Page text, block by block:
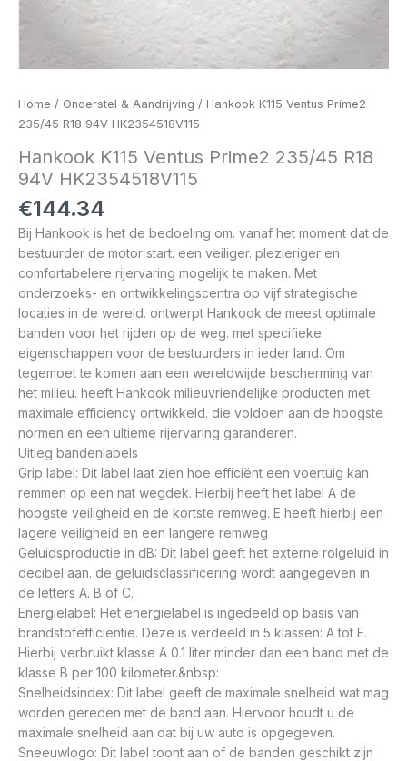
Home / Onderstel & Aandrijving / Hankook K115 Ventus Prime2
235/45 R18 94V HK2354518V115
Hankook K115 Ventus Prime2 235/45 R18
94V HK2354518V115
€144.34
Bij Hankook is het de bedoeling om. vanaf het moment dat de
bestuurder de motor start. een veiliger. plezieriger en
comfortabelere rijervaring mogelijk te maken. Met
onderzoeks- en ontwikkelingscentra op vijf strategische
locaties in de wereld. ontwerpt Hankook de meest optimale
banden voor het rijden op de weg. met specifieke
eigenschappen voor de bestuurders in ieder land. Om
tegemoet te komen aan een wereldwijde bescherming van
het milieu. heeft Hankook milieuvriendelijke producten met
maximale efficiency ontwikkeld. die voldoen aan de hoogste
normen en een ultieme rijervaring garanderen.
Uitleg bandenlabels
Grip label: Dit label laat zien hoe efficiënt een voertuig kan
remmen op een nat wegdek. Hierbij heeft het label A de
hoogste veiligheid en de kortste remweg. E heeft hierbij een
lagere veiligheid en een langere remweg
Geluidsproductie in dB: Dit label geeft het externe rolgeluid in
decibel aan. de geluidsclassificering wordt aangegeven in
de letters A. B of C.
Energielabel: Het energielabel is ingedeeld op basis van
brandstofefficiëntie. Deze is verdeeld in 5 klassen: A tot E.
Hierbij verbruikt klasse A 0.1 liter minder dan een band met de
klasse B per 100 kilometer.&nbsp:
Snelheidsindex: Dit label geeft de maximale snelheid wat mag
worden gereden met de band aan. Hiervoor houdt u de
maximale snelheid aan dat bij uw auto is opgegeven.
Sneeuwlogo: Dit label toont aan of de banden geschikt zijn